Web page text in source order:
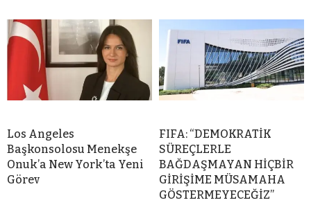
Los Angeles
Başkonsolosu Menekşe
Onuk’a New York’ta Yeni
Görev
FIFA: “DEMOKRATİK
SÜREÇLERLE
BAĞDAŞMAYAN HİÇBİR
GİRİŞİME MÜSAMAHA
GÖSTERMEYECEĞİZ”